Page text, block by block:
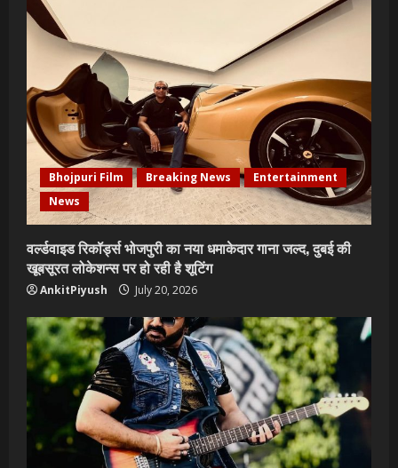
Bhojpuri Film Breaking News
Entertainment
News
वर्ल्डवाइड रिकॉर्ड्स भोजपुरी का नया धमाकेदार गाना जल्द, दुबई की
खूबसूरत लोकेशन्स पर हो रही है शूटिंग
AnkitPiyush July 20, 2026